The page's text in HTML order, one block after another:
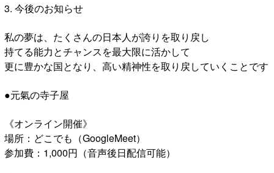
3. 今後のお知らせ
私の夢は、たくさんの日本人が誇りを取り戻し
持てる能力とチャンスを最大限に活かして
更に豊かな国となり、高い精神性を取り戻していくことです
●元氣の寺子屋
《オンライン開催》
場所：どこでも（GoogleMeet）
参加費：1,000円（音声後日配信可能）